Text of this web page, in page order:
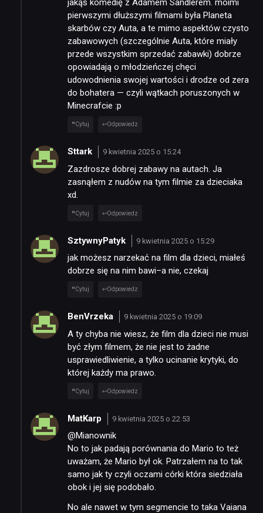
jakąś komedię z Adamem Sandlerem. moimi
pierwszymi dłuższymi filmami była Planeta
skarbów czy Auta, a te mimo aspektów czysto
zabawowych (szczególnie Auta, które miały
przede wszystkim sprzedać zabawki) dobrze
opowiadają o młodzieńczej chęci
udowodnienia swojej wartości i drodze od zera
do bohatera — czyli wątkach poruszonych w
Minecrafcie :p
Cytuj Odpowiedz
Sttark 9 kwietnia 2025 o 15:24
Zazdrosze dobrej zabawy na autach. Ja
zasnąłem z nudów na tym filmie za dzieciaka
xd.
Cytuj Odpowiedz
SztywnyPatyk 9 kwietnia 2025 o 15:29
jak możesz narzekać na film dla dzieci, miałeś
dobrze się na nim bawi–a nie, czekaj
Cytuj Odpowiedz
BenVrzeka 9 kwietnia 2025 o 19:09
A ty chyba nie wiesz, że film dla dzieci nie musi
być złym filmem, że nie jest to żadne
usprawiedliwienie, a tylko ucinanie krytyki, do
której każdy ma prawo.
Cytuj Odpowiedz
MatKarp 9 kwietnia 2025 o 22:53
@Mianownik
No to jak padają porównania do Mario to też
uważam, że Mario był ok. Patrzałem na to tak
samo jak ty czyli oczami córki która siedziała
obok i jej się podobało.
No ale nawet w tym segmencie to taka Vaiana